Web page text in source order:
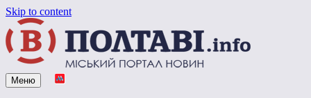
Skip to content
Vpoltave.info
Полтавський портал новин
Меню